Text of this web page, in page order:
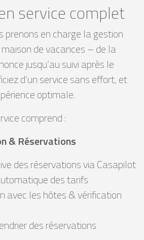
service complet
prenons en charge la gestion
de vacances – de la
jusqu’au suivi après le
d’un service sans effort, et
optimale.
comprend :
& Réservations
des réservations via Casapilot
des tarifs
avec les hôtes & vérification
des réservations